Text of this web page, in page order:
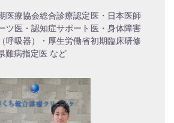
医療協会総合診療認定医・日本医師
ツ医・認知症サポート医・身体障害
呼吸器）・厚生労働省初期臨床研修
難病指定医 など